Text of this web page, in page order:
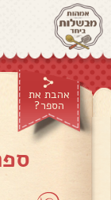
אהבת את
הספר?